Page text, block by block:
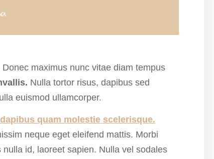
maximus nunc vitae diam tempus
Nulla tortor risus, dapibus sed
euismod ullamcorper.
quam molestie scelerisque.
neque eget eleifend mattis. Morbi
id, laoreet sapien. Nulla vel sodales